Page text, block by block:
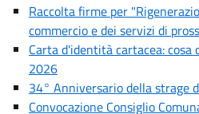
Raccolta firme per
commercio e dei servizi di
Carta d'identità cartacea: cosa
2026
34° Anniversario della strage
Convocazione Consiglio